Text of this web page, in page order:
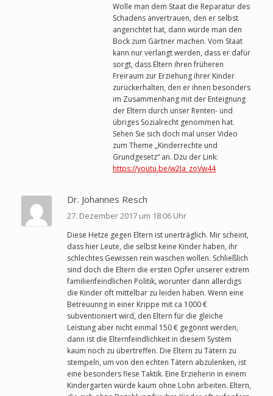
Wolle man dem Staat die Reparatur des
Schadens anvertrauen, den er selbst
angerichtet hat, dann würde man den
Bock zum Gärtner machen. Vom Staat
kann nur verlangt werden, dass er dafür
sorgt, dass Eltern ihren früheren
Freiraum zur Erziehung ihrer Kinder
zurückerhalten, den er ihnen besonders
im Zusammenhang mit der Enteignung
der Eltern durch unser Renten- und
übriges Sozialrecht genommen hat.
Sehen Sie sich doch mal unser Video
zum Theme „Kinderrechte und
Grundgesetz“ an. Dzu der Link:
https://youtu.be/w2Ja_zoVw44
Dr. Johannes Resch
27. Dezember 2017 um 18:06 Uhr
Diese Hetze gegen Eltern ist unerträglich. Mir scheint,
dass hier Leute, die selbst keine Kinder haben, ihr
schlechtes Gewissen rein waschen wollen. Schließlich
sind doch die Eltern die ersten Opfer unserer extrem
familienfeindlichen Politik, worunter dann allerdigs
die Kinder oft mittelbar zu leiden haben. Wenn eine
Betreuunng in einer Krippe mit ca 1000 €
subventioniert wird, den Eltern für die gleiche
Leistung aber nicht einmal 150 € gegönnt werden,
dann ist die Elternfeindlichkeit in diesem System
kaum noch zu übertreffen. Die Eltern zu Tätern zu
stempeln, um von den echten Tätern abzulenken, ist
eine besonders fiese Taktik. Eine Erzieherin in einem
Kindergarten würde kaum ohne Lohn arbeiten. Eltern,